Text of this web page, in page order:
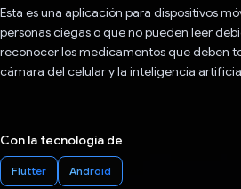
Esta es una aplicación para dispositivos
personas ciegas o que no pueden leer
reconocer los medicamentos que deben
cámara del celular y la inteligencia
Con la tecnología de
Flutter Android